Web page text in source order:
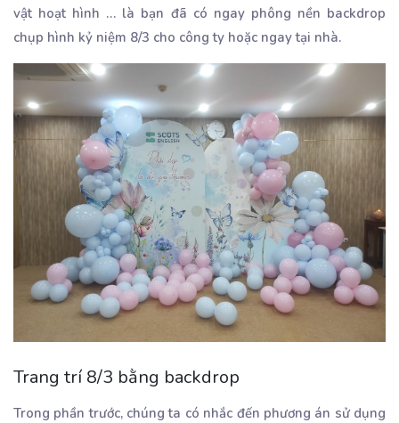
vật hoạt hình … là bạn đã có ngay phông nền backdrop
chụp hình kỷ niệm 8/3 cho công ty hoặc ngay tại nhà.
Trang trí 8/3 bằng backdrop
Trong phần trước, chúng ta có nhắc đến phương án sử dụng